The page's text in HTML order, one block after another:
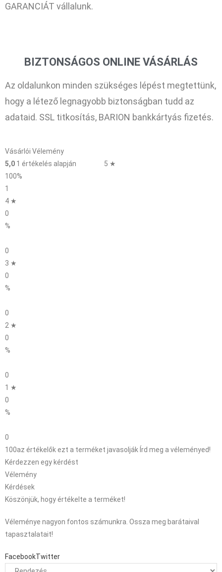
GARANCIÁT vállalunk.
BIZTONSÁGOS ONLINE VÁSÁRLÁS
Az oldalunkon minden szükséges lépést megtettünk,
hogy a létező legnagyobb biztonságban tudd az
adataid. SSL titkosítás, BARION bankkártyás fizetés.
Vásárlói Vélemény
5,0 1 értékelés alapján
5 ★
100%
1
4 ★
0
%
0
3 ★
0
%
0
2 ★
0
%
0
1 ★
0
%
0
100az értékelők ezt a terméket javasolják Írd meg a véleményed!
Kérdezzen egy kérdést
Vélemény
Kérdések
Köszönjük, hogy értékelte a terméket!
Véleménye nagyon fontos számunkra. Ossza meg barátaival
tapasztalatait!
FacebookTwitter